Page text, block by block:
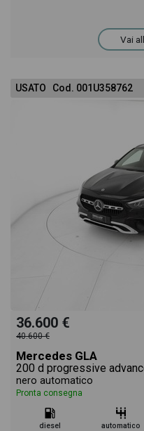
Vai
USATO Cod. 001U358762
36.600 €
40.600 €
Mercedes GLA
200 d progressive
nero automatico
Pronta consegna
diesel automatico